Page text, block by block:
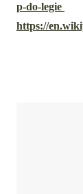
p-do-legie
https://